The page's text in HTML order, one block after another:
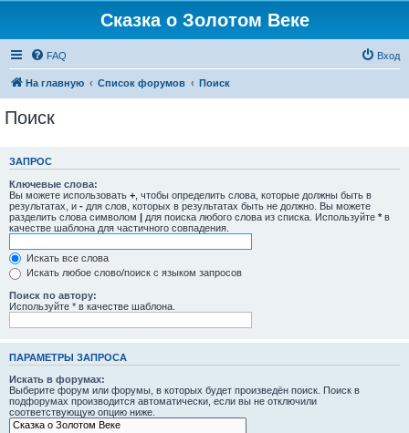
Сказка о Золотом Веке
FAQ Вход
На главную Список форумов Поиск
Поиск
ЗАПРОС
Ключевые слова:
Вы можете использовать + , чтобы определить слова, которые должны быть в
результатах, и - для слов, которых в результатах быть не должно. Вы можете
разделить слова символом | для поиска любого слова из списка. Используйте * в
качестве шаблона для частичного совпадения.
Искать все слова
Искать любое слово/поиск с языком запросов
Поиск по автору:
Используйте * в качестве шаблона.
ПАРАМЕТРЫ ЗАПРОСА
Искать в форумах:
Выберите форум или форумы, в которых будет произведён поиск. Поиск в
подфорумах производится автоматически, если вы не отключили
соответствующую опцию ниже.